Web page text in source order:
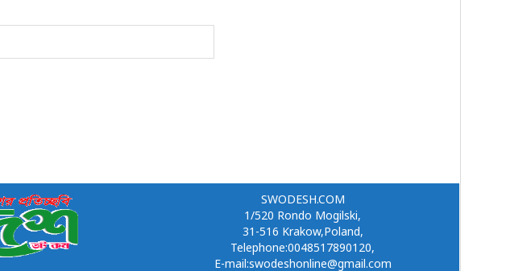
SWODESH.COM
1/520 Rondo Mogilski,
31-516 Krakow,Poland,
Telephone:0048517890120,
E-mail:swodeshonline@gmail.com